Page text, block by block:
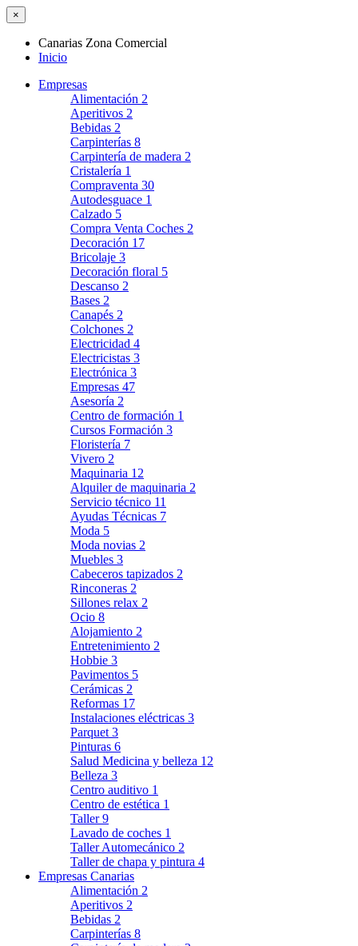
×
Canarias Zona Comercial
Inicio
Empresas
Alimentación 2
Aperitivos 2
Bebidas 2
Carpinterías 8
Carpintería de madera 2
Cristalería 1
Compraventa 30
Autodesguace 1
Calzado 5
Compra Venta Coches 2
Decoración 17
Bricolaje 3
Decoración floral 5
Descanso 2
Bases 2
Canapés 2
Colchones 2
Electricidad 4
Electricistas 3
Electrónica 3
Empresas 47
Asesoría 2
Centro de formación 1
Cursos Formación 3
Floristería 7
Vivero 2
Maquinaria 12
Alquiler de maquinaria 2
Servicio técnico 11
Ayudas Técnicas 7
Moda 5
Moda novias 2
Muebles 3
Cabeceros tapizados 2
Rinconeras 2
Sillones relax 2
Ocio 8
Alojamiento 2
Entretenimiento 2
Hobbie 3
Pavimentos 5
Cerámicas 2
Reformas 17
Instalaciones eléctricas 3
Parquet 3
Pinturas 6
Salud Medicina y belleza 12
Belleza 3
Centro auditivo 1
Centro de estética 1
Taller9
Lavado de coches 1
Taller Automecánico 2
Taller de chapa y pintura 4
Empresas Canarias
Alimentación 2
Aperitivos 2
Bebidas 2
Carpinterías 8